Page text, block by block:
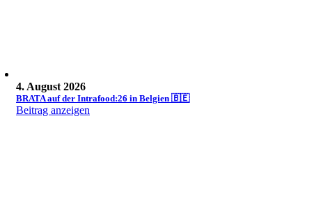
4. August 2026
BRATA auf der Intrafood:26 in Belgien 🇧🇪
Beitrag anzeigen